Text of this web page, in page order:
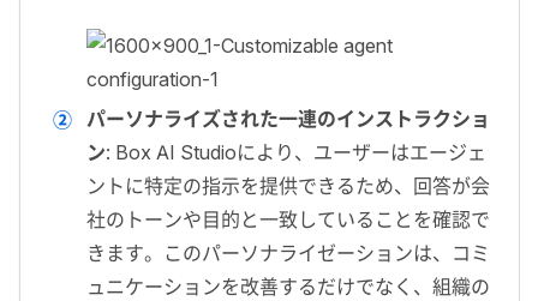
パーソナライズされた一連のインストラクショ
ン: Box AI Studioにより、ユーザーはエージェ
ントに特定の指示を提供できるため、回答が会
社のトーンや目的と一致していることを確認で
きます。このパーソナライゼーションは、コミ
ュニケーションを改善するだけでなく、組織の